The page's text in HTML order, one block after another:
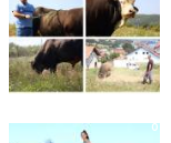
0